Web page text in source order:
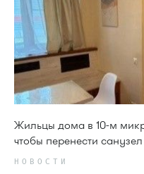
Жильцы дома в 10-м
чтобы перенести санузел
НОВОСТИ